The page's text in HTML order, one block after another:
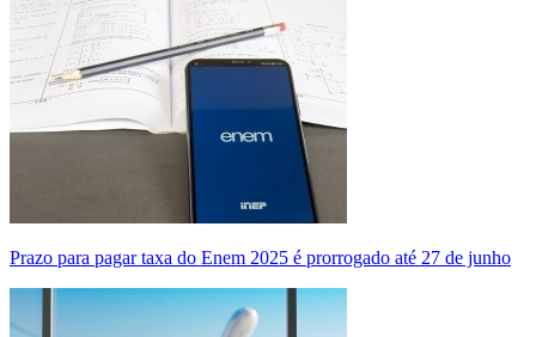
Prazo para pagar taxa do Enem 2025 é prorrogado até 27 de junho